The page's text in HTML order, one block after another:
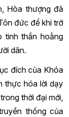
Hòa thượng đã
đức để khi trở
thần hoằng
dân.
đích của Khóa
thực hóa lời dạy
thời đại mới,
thống của